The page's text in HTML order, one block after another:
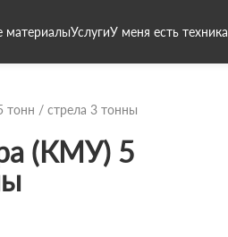
материалыУслугиУ меня есть техника
тонн / стрела 3 тонны
(КМУ) 5